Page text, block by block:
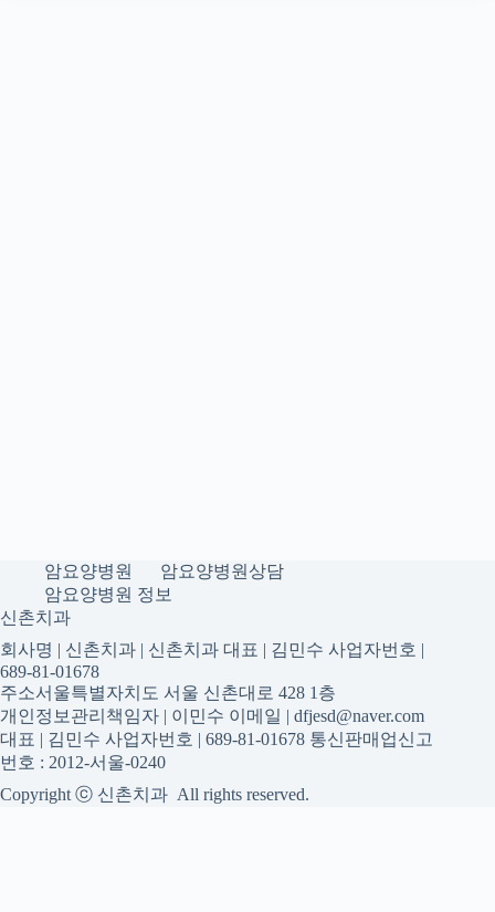
암요양병원
암요양병원상담
암요양병원 정보
신촌치과
회사명 | 신촌치과 | 신촌치과 대표 | 김민수 사업자번호 |
689-81-01678
주소서울특별자치도 서울 신촌대로 428 1층
개인정보관리책임자 | 이민수 이메일 | dfjesd@naver.com
대표 | 김민수 사업자번호 | 689-81-01678 통신판매업신고
번호 : 2012-서울-0240
Copyright ⓒ 신촌치과 All rights reserved.